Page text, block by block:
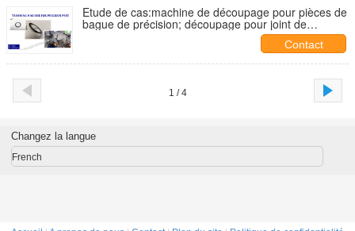
Etude de cas:machine de découpage pour pièces de
bague de précision; découpage pour joint de
précision; découpage d'angle pour joint d'étanchéité
Contact
1 / 4
Changez la langue
French